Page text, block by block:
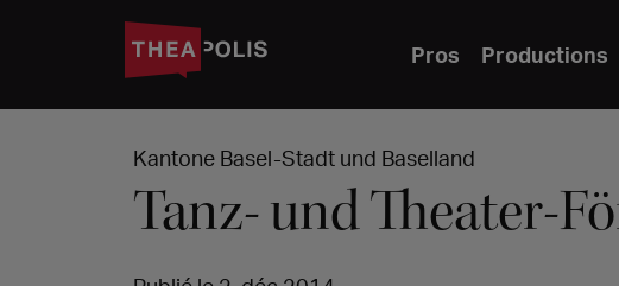
Pros Productions
Kantone Basel-Stadt und Baselland
Tanz- und Theater-